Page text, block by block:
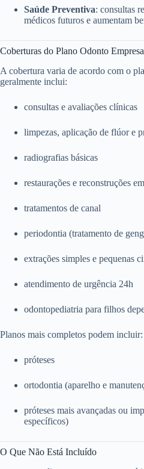
Saúde Preventiva: consultas
médicos futuros e aumentam
Coberturas do Plano Odonto
A cobertura varia de acordo com o
geralmente inclui:
consultas e avaliações clínicas
limpezas, aplicação de flúor e
radiografias básicas
restaurações e reconstruções
tratamentos de canal
periodontia (tratamento de
extrações simples e pequenas
atendimento de urgência 24h
odontopediatria para filhos
Planos mais completos podem incluir:
próteses
ortodontia (aparelho e
próteses mais avançadas ou
específicos)
O Que Não Está Incluído